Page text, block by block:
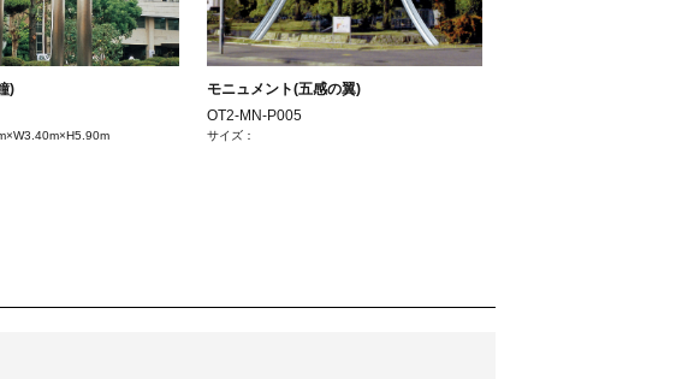
)
モニュメント(五感の翼)
OT2-MN-P005
サイズ：